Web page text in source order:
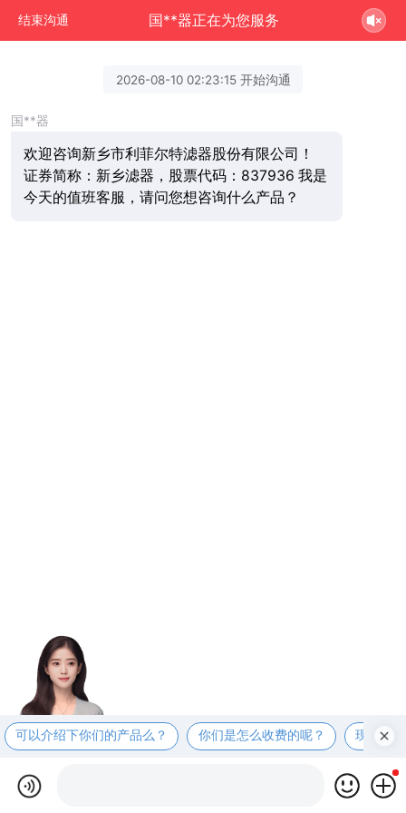
结束沟通 国**器正在为您服务
2026-08-10 02:23:15 开始沟通
国**器
欢迎咨询新乡市利菲尔特滤器股份有限公司！
证券简称：新乡滤器，股票代码：837936 我是
今天的值班客服，请问您想咨询什么产品？
可以介绍下你们的产品么？ 你们是怎么收费的呢？ 现在有